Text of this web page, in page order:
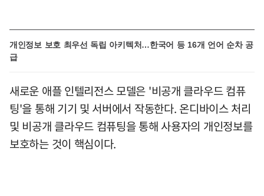
개인정보 보호 최우선 독립 아키텍처…한국어 등 16개 언어 순차 공
급
새로운 애플 인텔리전스 모델은 '비공개 클라우드 컴퓨
팅'을 통해 기기 및 서버에서 작동한다. 온디바이스 처리
및 비공개 클라우드 컴퓨팅을 통해 사용자의 개인정보를
보호하는 것이 핵심이다.